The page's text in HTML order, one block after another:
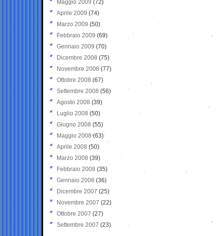
Maggio 2009 (72)
Aprile 2009 (74)
Marzo 2009 (50)
Febbraio 2009 (69)
Gennaio 2009 (70)
Dicembre 2008 (75)
Novembre 2008 (77)
Ottobre 2008 (67)
Settembre 2008 (56)
Agosto 2008 (39)
Luglio 2008 (50)
Giugno 2008 (55)
Maggio 2008(63)
Aprile 2008 (50)
Marzo 2008 (39)
Febbraio 2008 (35)
Gennaio 2008 (36)
Dicembre 2007 (25)
Novembre 2007 (22)
Ottobre 2007 (27)
Settembre 2007 (23)